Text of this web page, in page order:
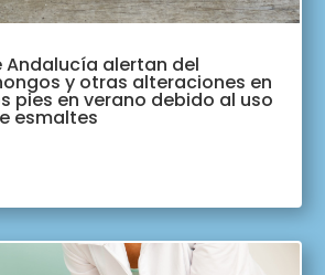
Andalucía alertan del
y otras alteraciones en
pies en verano debido al uso
esmaltes